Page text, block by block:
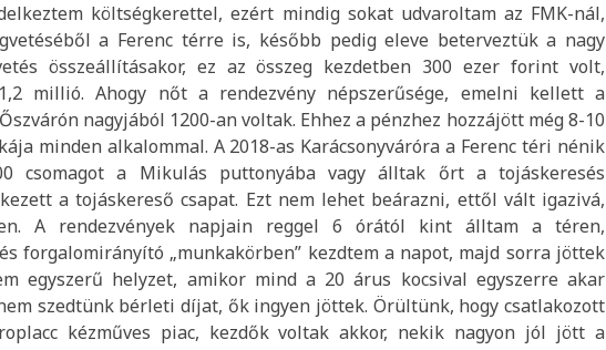
költségkerettel, ezért mindig sokat udvaroltam az FMK-nál,
a Ferenc térre is, később pedig eleve beterveztük a nagy
összeállításakor, ez az összeg kezdetben 300 ezer forint volt,
millió. Ahogy nőt a rendezvény népszerűsége, emelni kellett a
nagyjából 1200-an voltak. Ehhez a pénzhez hozzájött még 8-10
minden alkalommal. A 2018-as Karácsonyváróra a Ferenc téri nénik
csomagot a Mikulás puttonyába vagy álltak őrt a tojáskeresés
a tojáskereső csapat. Ezt nem lehet beárazni, ettől vált igazivá,
A rendezvények napjain reggel 6 órától kint álltam a téren,
forgalomirányító „munkakörben” kezdtem a napot, majd sorra jöttek
egyszerű helyzet, amikor mind a 20 árus kocsival egyszerre akar
szedtünk bérleti díjat, ők ingyen jöttek. Örültünk, hogy csatlakozott
kézműves piac, kezdők voltak akkor, nekik nagyon jól jött a